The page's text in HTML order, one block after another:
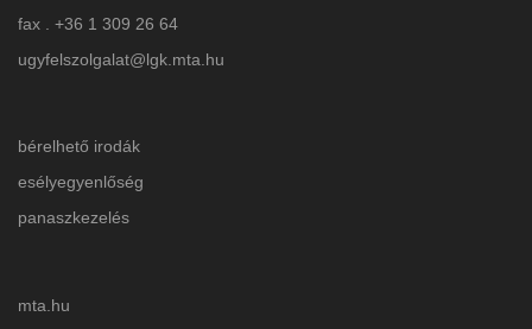
fax . +36 1 309 26 64
ugyfelszolgalat@lgk.mta.hu
bérelhető irodák
esélyegyenlőség
panaszkezelés
mta.hu